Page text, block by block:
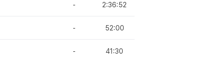
- 2:36:52
- 52:00
- 41:30